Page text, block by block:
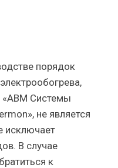
порядок
«АВМ Системы
не является
исключает
В случае
к